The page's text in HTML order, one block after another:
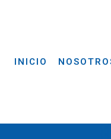
INICIO